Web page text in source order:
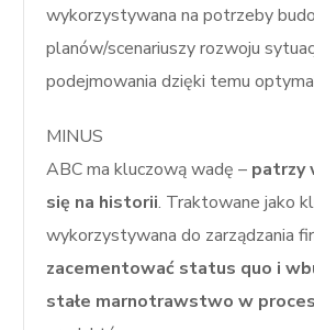
wykorzystywana na potrzeby
planów/scenariuszy rozwoju
podejmowania dzięki temu
MINUS
ABC ma kluczową wadę – patrzy
się na historii. Traktowane jako
wykorzystywana do zarządzania
zacementować status quo i
stałe marnotrawstwo w proces